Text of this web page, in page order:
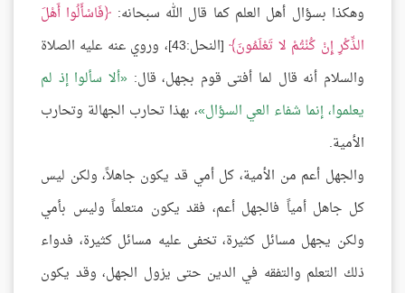
وهكذا بسؤال أهل العلم كما قال الله سبحانه:
فَاسْأَلُوا أَهْلَ
الذِّكْرِ إِنْ كُنْتُمْ لا تَعْلَمُونَ
[النحل:43]، وروي عنه عليه الصلاة
والسلام أنه قال لما أفتى قوم بجهل، قال: ألا سألوا إذ لم
يعلموا، إنما شفاء العي السؤال ، بهذا تحارب الجهالة وتحارب
الأمية.
والجهل أعم من الأمية، كل أمي قد يكون جاهلاً، ولكن ليس
كل جاهل أمياً فالجهل أعم، فقد يكون متعلماً وليس بأمي
ولكن يجهل مسائل كثيرة، تخفى عليه مسائل كثيرة، فدواء
ذلك التعلم والتفقه في الدين حتى يزول الجهل، وقد يكون